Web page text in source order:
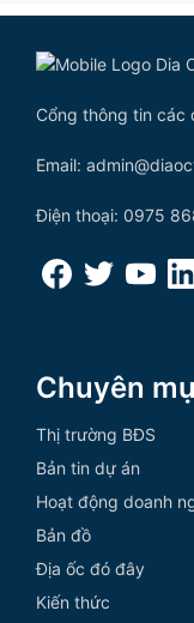
Cổng thông tin các
Email:
Điện thoại: 0975
Chuyên
Thị trường BĐS
Bản tin dự án
Hoạt động doanh
Bản đồ
Địa ốc đó đây
Kiến thức